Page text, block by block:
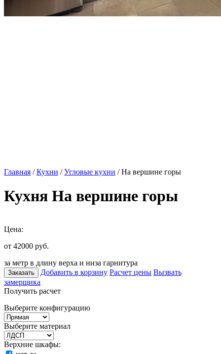
Главная /Кухни /Угловые кухни / На вершине горы
Кухня На вершине горы
Цена:
от 42000 руб.
за метр в длину верха и низа гарнитура
Заказать Добавить в корзину Расчет цены Вызвать
замерщика
Получить расчет
Выберите конфигурацию
Выберите материал
Верхние шкафы: